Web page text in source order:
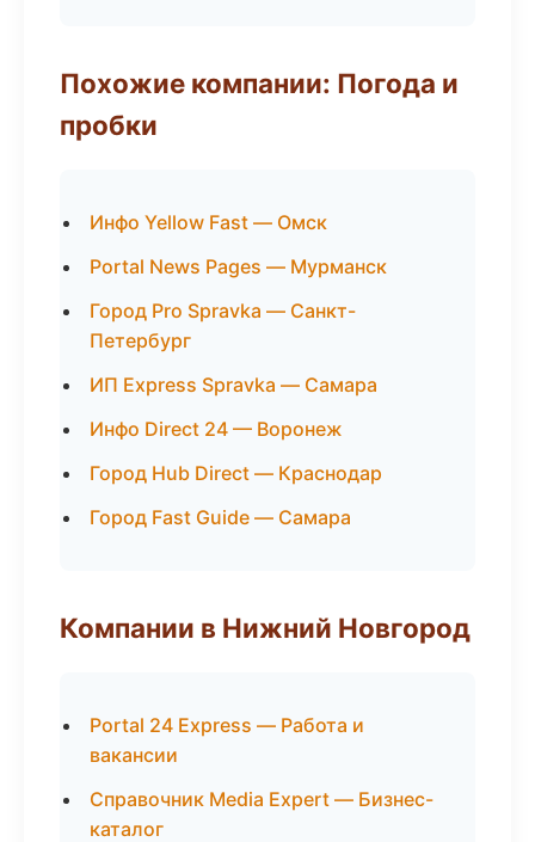
Похожие компании: Погода и
пробки
Инфо Yellow Fast — Омск
Portal News Pages — Мурманск
Город Pro Spravka — Санкт-
Петербург
ИП Express Spravka — Самара
Инфо Direct 24 — Воронеж
Город Hub Direct — Краснодар
Город Fast Guide — Самара
Компании в Нижний Новгород
Portal 24 Express — Работа и
вакансии
Справочник Media Expert — Бизнес-
каталог